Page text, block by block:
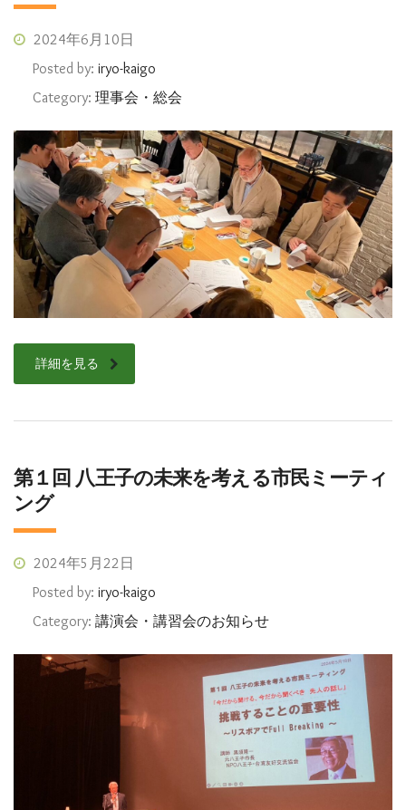
2024年6月10日
Posted by: iryo-kaigo
Category: 理事会・総会
詳細を見る
第１回 八王子の未来を考える市民ミーティ
ング
2024年5月22日
Posted by: iryo-kaigo
Category: 講演会・講習会のお知らせ